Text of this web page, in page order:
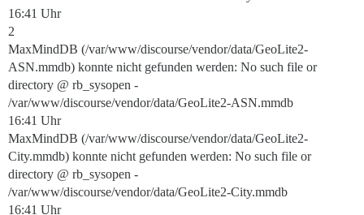
16:41 Uhr
2
MaxMindDB (/var/www/discourse/vendor/data/GeoLite2-
ASN.mmdb) konnte nicht gefunden werden: No such file or
directory @ rb_sysopen -
/var/www/discourse/vendor/data/GeoLite2-ASN.mmdb
16:41 Uhr
MaxMindDB (/var/www/discourse/vendor/data/GeoLite2-
City.mmdb) konnte nicht gefunden werden: No such file or
directory @ rb_sysopen -
/var/www/discourse/vendor/data/GeoLite2-City.mmdb
16:41 Uhr